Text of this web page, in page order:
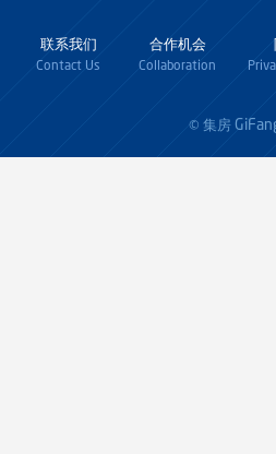
联系我们
Contact Us
合作机会
Collaboration
© 集房